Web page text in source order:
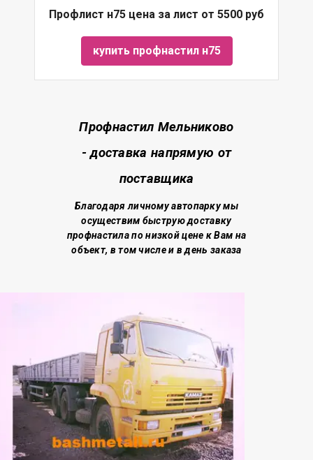
Профлист н75 цена за лист от 5500 руб
купить профнастил н75
Профнастил Мельниково
- доставка напрямую от
поставщика
Благодаря личному автопарку мы
осуществим быструю доставку
профнастила по низкой цене к Вам на
объект, в том числе и в день заказа